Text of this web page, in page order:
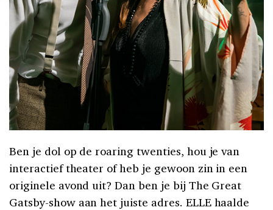
Ben je dol op de roaring twenties, hou je van
interactief theater of heb je gewoon zin in een
originele avond uit? Dan ben je bij The Great
Gatsby-show aan het juiste adres. ELLE haalde